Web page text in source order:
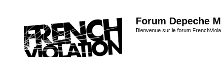
Forum Depeche
Bienvenue sur le forum